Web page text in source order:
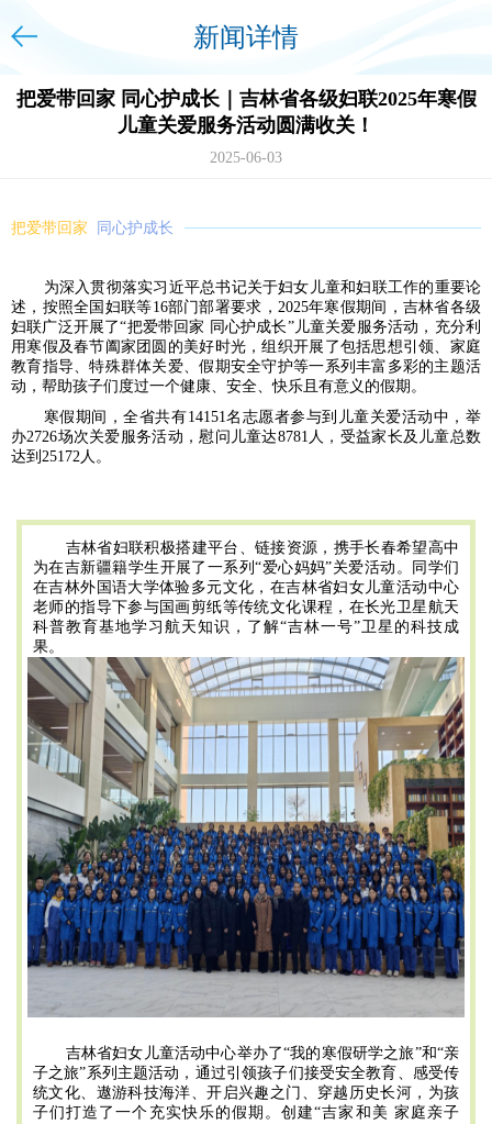
新闻详情
把爱带回家 同心护成长｜吉林省各级妇联2025年寒假
儿童关爱服务活动圆满收关！
2025-06-03
把爱带回家 同心护成长
为深入贯彻落实习近平总书记关于妇女儿童和妇联工作的重要论
述，按照全国妇联等16部门部署要求，2025年寒假期间，吉林省各级
妇联广泛开展了“把爱带回家 同心护成长”儿童关爱服务活动，充分利
用寒假及春节阖家团圆的美好时光，组织开展了包括思想引领、家庭
教育指导、特殊群体关爱、假期安全守护等一系列丰富多彩的主题活
动，帮助孩子们度过一个健康、安全、快乐且有意义的假期。
寒假期间，全省共有14151名志愿者参与到儿童关爱活动中，举
办2726场次关爱服务活动，慰问儿童达8781人，受益家长及儿童总数
达到25172人。
吉林省妇联积极搭建平台、链接资源，携手长春希望高中
为在吉新疆籍学生开展了一系列“爱心妈妈”关爱活动。同学们
在吉林外国语大学体验多元文化，在吉林省妇女儿童活动中心
老师的指导下参与国画剪纸等传统文化课程，在长光卫星航天
科普教育基地学习航天知识，了解“吉林一号”卫星的科技成
果。
吉林省妇女儿童活动中心举办了“我的寒假研学之旅”和“亲
子之旅”系列主题活动，通过引领孩子们接受安全教育、感受传
统文化、遨游科技海洋、开启兴趣之门、穿越历史长河，为孩
子们打造了一个充实快乐的假期。创建“吉家和美 家庭亲子